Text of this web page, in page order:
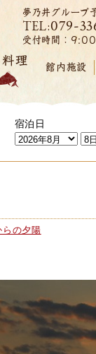
夢乃井グループ
TEL:079-
受付時間：
料理
館内施設
宿泊日
らの夕陽